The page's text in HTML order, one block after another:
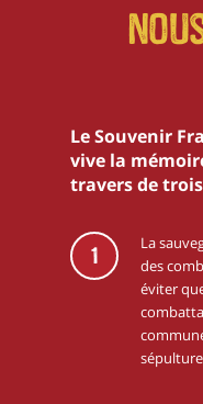
Le Souvenir
vive la
travers de
1
La
des
éviter